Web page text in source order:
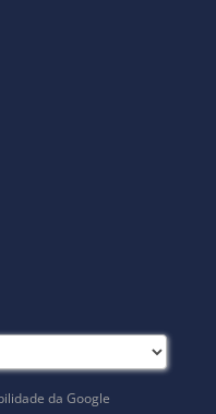
da Google